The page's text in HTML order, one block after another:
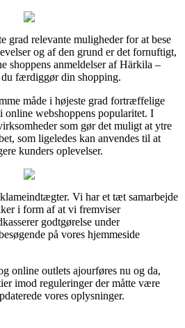
grad relevante muligheder for at bese
og af den grund er det fornuftigt,
shoppens anmeldelser af Härkila –
færdiggør din shopping.
måde i højeste grad fortræffelige
webshoppens popularitet. I
som gør det muligt at ytre
som ligeledes kan anvendes til at
kunders oplevelser.
Vi har et tæt samarbejde
i form af at vi fremviser
godtgørelse under
på vores hjemmeside
online outlets ajourføres nu og da,
imod reguleringer der måtte være
vores oplysninger.